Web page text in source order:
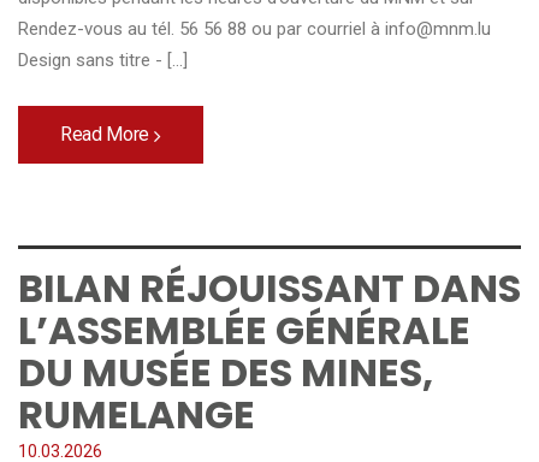
Rendez-vous au tél. 56 56 88 ou par courriel à info@mnm.lu
Design sans titre - [...]
Read More
BILAN RÉJOUISSANT DANS
L’ASSEMBLÉE GÉNÉRALE
DU MUSÉE DES MINES,
RUMELANGE
10. 03 2026